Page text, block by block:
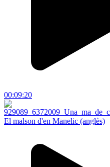
00:09:20
El malson d'en Manelic (anglès)